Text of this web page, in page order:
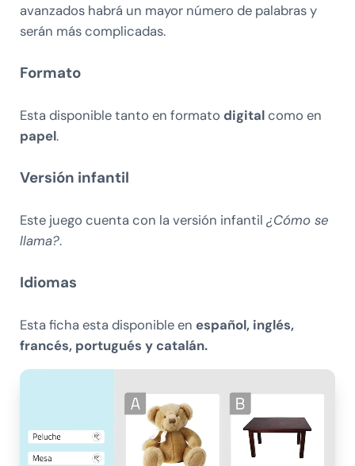
avanzados habrá un mayor número de palabras y
serán más complicadas.
Formato
Esta disponible tanto en formato digitalcomo en
papel.
Versión infantil
Este juego cuenta con la versión infantil ¿Cómo se
llama?.
Idiomas
Esta ficha esta disponible en español, inglés,
francés, portugués y catalán.